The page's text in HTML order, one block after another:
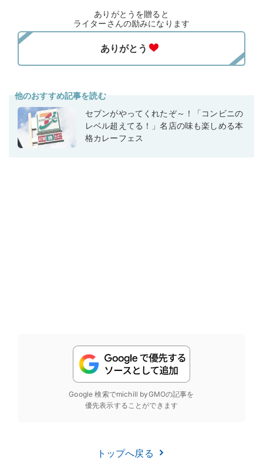
ありがとうを贈ると
ライターさんの励みになります
他のおすすめ記事を読む
セブンがやってくれたぞ～！「コンビニの
レベル超えてる！」名店の味も楽しめる本
格カレーフェス
Google 検索でmichill byGMOの記事を
優先表示することができます
トップへ戻る